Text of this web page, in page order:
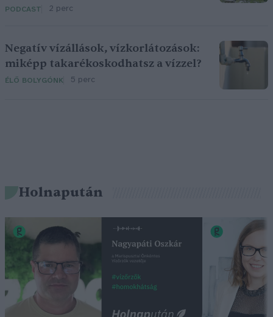
PODCAST 2 perc
Negatív vízállások, vízkorlátozások:
miképp takarékoskodhatsz a vízzel?
ÉLŐ BOLYGÓNK 5 perc
Holnapután